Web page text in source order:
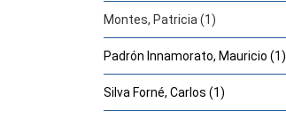
Montes, Patricia (1)
Padrón Innamorato, Mauricio (1)
Silva Forné, Carlos (1)